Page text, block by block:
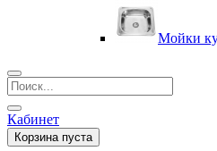
Мойки
Кабинет
Корзина пуста